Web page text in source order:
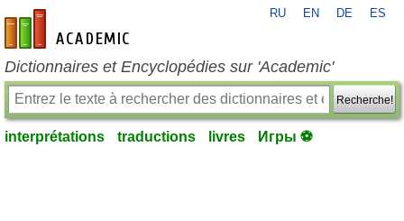
fr-academic.com
RU EN DE ES
Dictionnaires et Encyclopédies sur 'Academic'
Recherche!
interprétations traductions livres Игры ⚽